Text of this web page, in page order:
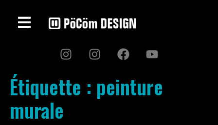
Étiquette : peinture
murale